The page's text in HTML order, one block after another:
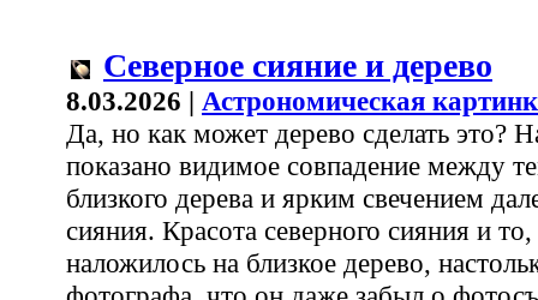
Северное сияние и дерево
8.03.2026 | Астрономическая
Да, но как может дерево сделать это?
показано видимое совпадение между
близкого дерева и ярким свечением
сияния. Красота северного сияния и
наложилось на близкое дерево,